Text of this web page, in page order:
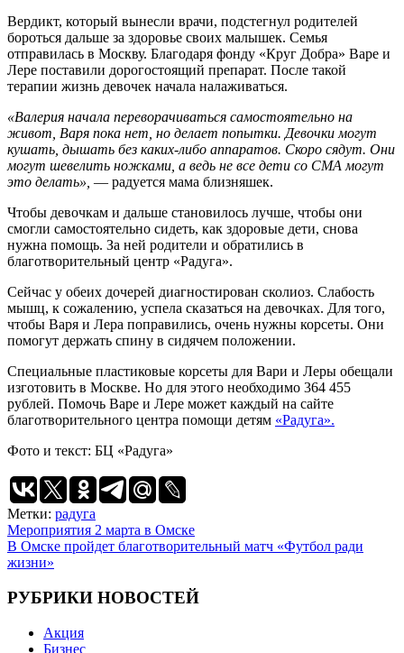
Вердикт, который вынесли врачи, подстегнул родителей
бороться дальше за здоровье своих малышек. Семья
отправилась в Москву. Благодаря фонду «Круг Добра» Варе и
Лере поставили дорогостоящий препарат. После такой
терапии жизнь девочек начала налаживаться.
«Валерия начала переворачиваться самостоятельно на
живот, Варя пока нет, но делает попытки. Девочки могут
кушать, дышать без каких-либо аппаратов. Скоро сядут. Они
могут шевелить ножками, а ведь не все дети со СМА могут
это делать», — радуется мама близняшек.
Чтобы девочкам и дальше становилось лучше, чтобы они
смогли самостоятельно сидеть, как здоровые дети, снова
нужна помощь. За ней родители и обратились в
благотворительный центр «Радуга».
Сейчас у обеих дочерей диагностирован сколиоз. Слабость
мышц, к сожалению, успела сказаться на девочках. Для того,
чтобы Варя и Лера поправились, очень нужны корсеты. Они
помогут держать спину в сидячем положении.
Специальные пластиковые корсеты для Вари и Леры обещали
изготовить в Москве. Но для этого необходимо 364 455
рублей. Помочь Варе и Лере может каждый на сайте
благотворительного центра помощи детям «Радуга».
Фото и текст: БЦ «Радуга»
Метки: радуга
Навигация
по
Мероприятия 2 марта в Омске
В Омске пройдет благотворительный матч «Футбол ради
жизни»
РУБРИКИ НОВОСТЕЙ
Акция
Бизнес